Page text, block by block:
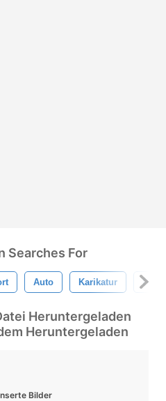
Searches For
Auto Karikatur
Heruntergeladen
Heruntergeladen
Bilder